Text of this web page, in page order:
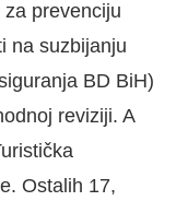
prevenciju
na suzbijanju
BD BiH)
reviziji. A
Ostalih 17,